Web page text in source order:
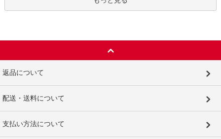
返品について
配送・送料について
支払い方法について